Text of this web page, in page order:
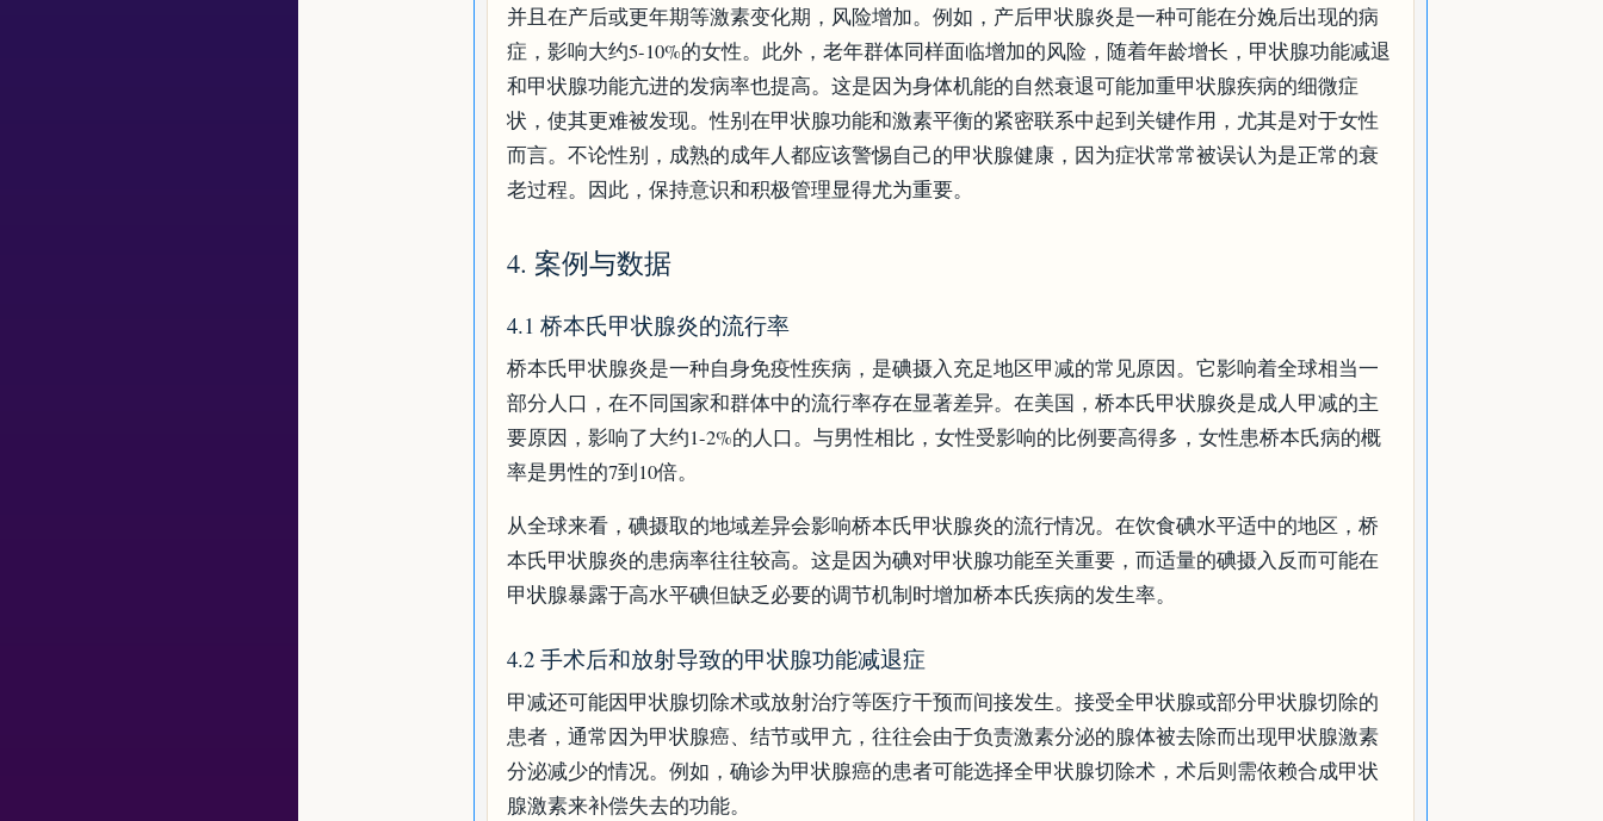
并且在产后或更年期等激素变化期，风险增加。例如，产后甲状腺炎是一种可能在分娩后出现的病
症，影响大约5-10%的女性。此外，老年群体同样面临增加的风险，随着年龄增长，甲状腺功能减退
和甲状腺功能亢进的发病率也提高。这是因为身体机能的自然衰退可能加重甲状腺疾病的细微症
状，使其更难被发现。性别在甲状腺功能和激素平衡的紧密联系中起到关键作用，尤其是对于女性
而言。不论性别，成熟的成年人都应该警惕自己的甲状腺健康，因为症状常常被误认为是正常的衰
老过程。因此，保持意识和积极管理显得尤为重要。
4. 案例与数据
4.1 桥本氏甲状腺炎的流行率
桥本氏甲状腺炎是一种自身免疫性疾病，是碘摄入充足地区甲减的常见原因。它影响着全球相当一
部分人口，在不同国家和群体中的流行率存在显著差异。在美国，桥本氏甲状腺炎是成人甲减的主
要原因，影响了大约1-2%的人口。与男性相比，女性受影响的比例要高得多，女性患桥本氏病的概
率是男性的7到10倍。
从全球来看，碘摄取的地域差异会影响桥本氏甲状腺炎的流行情况。在饮食碘水平适中的地区，桥
本氏甲状腺炎的患病率往往较高。这是因为碘对甲状腺功能至关重要，而适量的碘摄入反而可能在
甲状腺暴露于高水平碘但缺乏必要的调节机制时增加桥本氏疾病的发生率。
4.2 手术后和放射导致的甲状腺功能减退症
甲减还可能因甲状腺切除术或放射治疗等医疗干预而间接发生。接受全甲状腺或部分甲状腺切除的
患者，通常因为甲状腺癌、结节或甲亢，往往会由于负责激素分泌的腺体被去除而出现甲状腺激素
分泌减少的情况。例如，确诊为甲状腺癌的患者可能选择全甲状腺切除术，术后则需依赖合成甲状
腺激素来补偿失去的功能。